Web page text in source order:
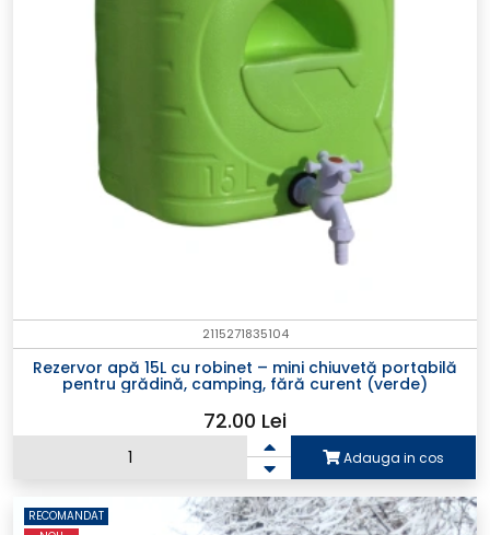
2115271835104
Rezervor apă 15L cu robinet – mini chiuvetă portabilă
pentru grădină, camping, fără curent (verde)
72.00 Lei
Adauga in cos
RECOMANDAT